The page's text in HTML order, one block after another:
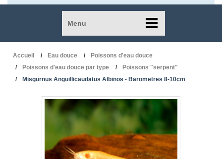
Menu
Accueil Eau douce
Poissons d'eau douce
Poissons d'eau douce par type
Poissons "serpent"
Misgurnus Anguillicaudatus Albinos - Barometres 8-10cm